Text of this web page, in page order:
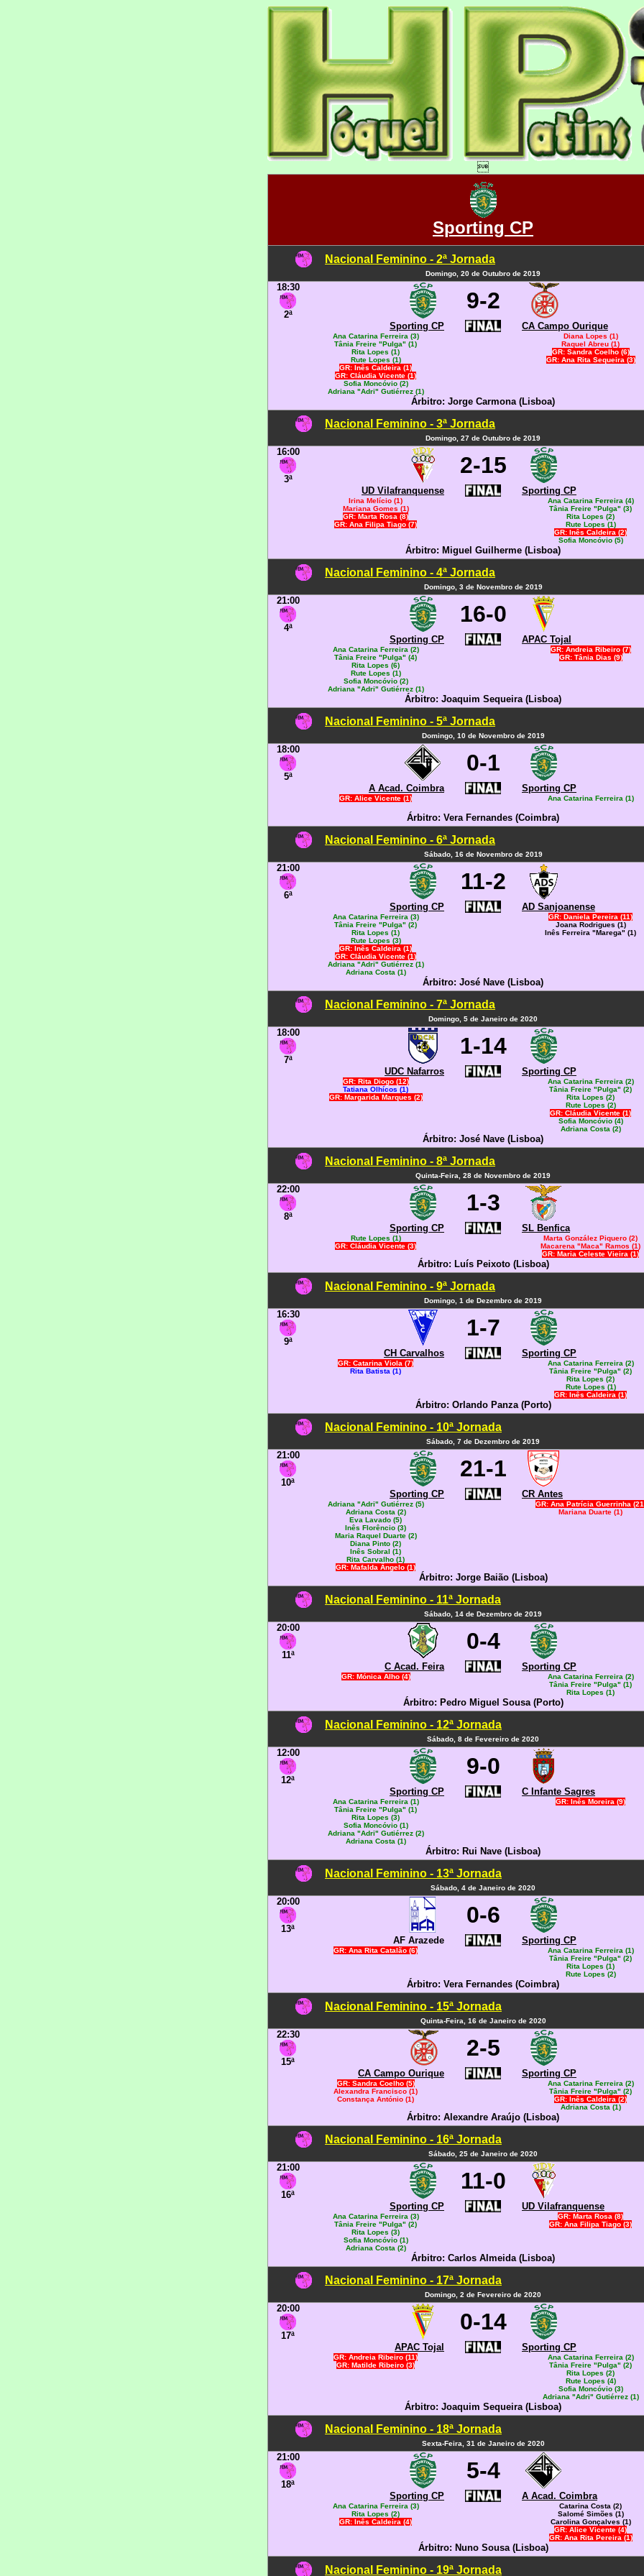

Sporting CP
Nacional Feminino - 2ª Jornada
Domingo, 20 de Outubro de 2019
18:30
2ª
9-2
Sporting CP CA Campo Ourique
Ana Catarina Ferreira (3)
Tânia Freire "Pulga" (1)
Rita Lopes (1)
Rute Lopes (1)
GR: Inês Caldeira (1)
GR: Cláudia Vicente (1)
Sofia Moncóvio (2)
Adriana "Adri" Gutiérrez (1)
Diana Lopes (1)
Raquel Abreu (1)
GR: Sandra Coelho (6)
GR: Ana Rita Sequeira (3)
Árbitro: Jorge Carmona (Lisboa)
Nacional Feminino - 3ª Jornada
Domingo, 27 de Outubro de 2019
16:00
3ª
2-15
UD Vilafranquense Sporting CP
Irina Melício (1)
Mariana Gomes (1)
GR: Marta Rosa (8)
GR: Ana Filipa Tiago (7)
Ana Catarina Ferreira (4)
Tânia Freire "Pulga" (3)
Rita Lopes (2)
Rute Lopes (1)
GR: Inês Caldeira (2)
Sofia Moncóvio (5)
Árbitro: Miguel Guilherme (Lisboa)
Nacional Feminino - 4ª Jornada
Domingo, 3 de Novembro de 2019
21:00
4ª
16-0
Sporting CP APAC Tojal
Ana Catarina Ferreira (2)
Tânia Freire "Pulga" (4)
Rita Lopes (6)
Rute Lopes (1)
Sofia Moncóvio (2)
Adriana "Adri" Gutiérrez (1)
GR: Andreia Ribeiro (7)
GR: Tânia Dias (9)
Árbitro: Joaquim Sequeira (Lisboa)
Nacional Feminino - 5ª Jornada
Domingo, 10 de Novembro de 2019
18:00
5ª
0-1
A Acad. Coimbra Sporting CP
GR: Alice Vicente (1) Ana Catarina Ferreira (1)
Árbitro: Vera Fernandes (Coimbra)
Nacional Feminino - 6ª Jornada
Sábado, 16 de Novembro de 2019
21:00
6ª
11-2
Sporting CP AD Sanjoanense
Ana Catarina Ferreira (3)
Tânia Freire "Pulga" (2)
Rita Lopes (1)
Rute Lopes (3)
GR: Inês Caldeira (1)
GR: Cláudia Vicente (1)
Adriana "Adri" Gutiérrez (1)
Adriana Costa (1)
GR: Daniela Pereira (11)
Joana Rodrigues (1)
Inês Ferreira "Marega" (1)
Árbitro: José Nave (Lisboa)
Nacional Feminino - 7ª Jornada
Domingo, 5 de Janeiro de 2020
18:00
7ª
1-14
UDC Nafarros Sporting CP
GR: Rita Diogo (12)
Tatiana Olhícos (1)
GR: Margarida Marques (2)
Ana Catarina Ferreira (2)
Tânia Freire "Pulga" (2)
Rita Lopes (2)
Rute Lopes (2)
GR: Cláudia Vicente (1)
Sofia Moncóvio (4)
Adriana Costa (2)
Árbitro: José Nave (Lisboa)
Nacional Feminino - 8ª Jornada
Quinta-Feira, 28 de Novembro de 2019
22:00
8ª
1-3
Sporting CP SL Benfica
Rute Lopes (1)
GR: Cláudia Vicente (3)
Marta González Piquero (2)
Macarena "Maca" Ramos (1)
GR: Maria Celeste Vieira (1)
Árbitro: Luís Peixoto (Lisboa)
Nacional Feminino - 9ª Jornada
Domingo, 1 de Dezembro de 2019
16:30
9ª
1-7
CH Carvalhos Sporting CP
GR: Catarina Viola (7)
Rita Batista (1)
Ana Catarina Ferreira (2)
Tânia Freire "Pulga" (2)
Rita Lopes (2)
Rute Lopes (1)
GR: Inês Caldeira (1)
Árbitro: Orlando Panza (Porto)
Nacional Feminino - 10ª Jornada
Sábado, 7 de Dezembro de 2019
21:00
10ª
21-1
Sporting CP CR Antes
Adriana "Adri" Gutiérrez (5)
Adriana Costa (2)
Eva Lavado (5)
Inês Florêncio (3)
Maria Raquel Duarte (2)
Diana Pinto (2)
Inês Sobral (1)
Rita Carvalho (1)
GR: Mafalda Ângelo (1)
GR: Ana Patrícia Guerrinha
Mariana Duarte (1)
Árbitro: Jorge Baião (Lisboa)
Nacional Feminino - 11ª Jornada
Sábado, 14 de Dezembro de 2019
20:00
11ª
0-4
C Acad. Feira Sporting CP
GR: Mónica Alho (4)
Ana Catarina Ferreira (2)
Tânia Freire "Pulga" (1)
Rita Lopes (1)
Árbitro: Pedro Miguel Sousa (Porto)
Nacional Feminino - 12ª Jornada
Sábado, 8 de Fevereiro de 2020
12:00
12ª
9-0
Sporting CP C Infante Sagres
Ana Catarina Ferreira (1)
Tânia Freire "Pulga" (1)
Rita Lopes (3)
Sofia Moncóvio (1)
Adriana "Adri" Gutiérrez (2)
Adriana Costa (1)
GR: Inês Moreira (9)
Árbitro: Rui Nave (Lisboa)
Nacional Feminino - 13ª Jornada
Sábado, 4 de Janeiro de 2020
20:00
13ª
0-6
AF Arazede Sporting CP
GR: Ana Rita Catalão (6)
Ana Catarina Ferreira (1)
Tânia Freire "Pulga" (2)
Rita Lopes (1)
Rute Lopes (2)
Árbitro: Vera Fernandes (Coimbra)
Nacional Feminino - 15ª Jornada
Quinta-Feira, 16 de Janeiro de 2020
22:30
15ª
2-5
CA Campo Ourique Sporting CP
GR: Sandra Coelho (5)
Alexandra Francisco (1)
Constança António (1)
Ana Catarina Ferreira (2)
Tânia Freire "Pulga" (2)
GR: Inês Caldeira (2)
Adriana Costa (1)
Árbitro: Alexandre Araújo (Lisboa)
Nacional Feminino - 16ª Jornada
Sábado, 25 de Janeiro de 2020
21:00
16ª
11-0
Sporting CP UD Vilafranquense
Ana Catarina Ferreira (3)
Tânia Freire "Pulga" (2)
Rita Lopes (3)
Sofia Moncóvio (1)
Adriana Costa (2)
GR: Marta Rosa (8)
GR: Ana Filipa Tiago (3)
Árbitro: Carlos Almeida (Lisboa)
Nacional Feminino - 17ª Jornada
Domingo, 2 de Fevereiro de 2020
20:00
17ª
0-14
APAC Tojal Sporting CP
GR: Andreia Ribeiro (11)
GR: Matilde Ribeiro (3)
Ana Catarina Ferreira (2)
Tânia Freire "Pulga" (2)
Rita Lopes (2)
Rute Lopes (4)
Sofia Moncóvio (3)
Adriana "Adri" Gutiérrez (1)
Árbitro: Joaquim Sequeira (Lisboa)
Nacional Feminino - 18ª Jornada
Sexta-Feira, 31 de Janeiro de 2020
21:00
18ª
5-4
Sporting CP A Acad. Coimbra
Ana Catarina Ferreira (3)
Rita Lopes (2)
GR: Inês Caldeira (4)
Catarina Costa (2)
Salomé Simões (1)
Carolina Gonçalves (1)
GR: Alice Vicente (4)
GR: Ana Rita Pereira (1)
Árbitro: Nuno Sousa (Lisboa)
Nacional Feminino - 19ª Jornada